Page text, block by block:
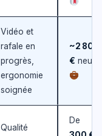
Vidéo et
rafale en
progrès,
ergonomie
soignée
~2 800
€ neuf
Qualité
De